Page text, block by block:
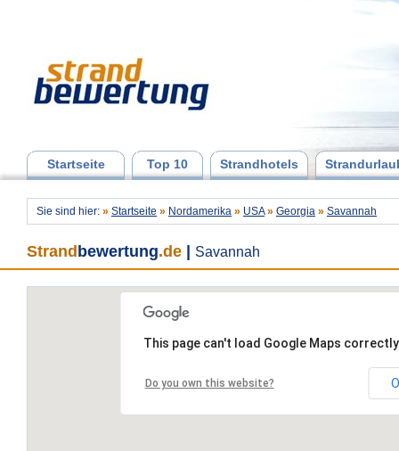
Startseite Top 10 Strandhotels
Sie sind hier: » Startseite » Nordamerika » USA » Georgia » Savannah
Strand bewertung.de Savannah
This page can't load Google Maps
Do you own this website?